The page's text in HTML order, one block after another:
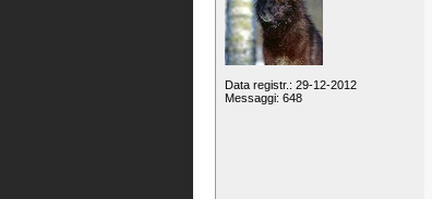
Data registr.: 29-12-2012
Messaggi: 648